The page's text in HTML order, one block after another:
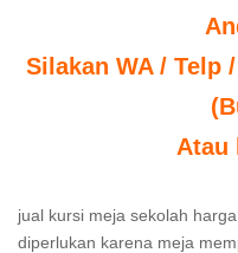
Silakan WA / Telp
Atau
jual kursi meja sekolah
diperlukan karena meja